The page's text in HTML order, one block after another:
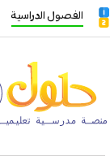
الفصول الدراسية